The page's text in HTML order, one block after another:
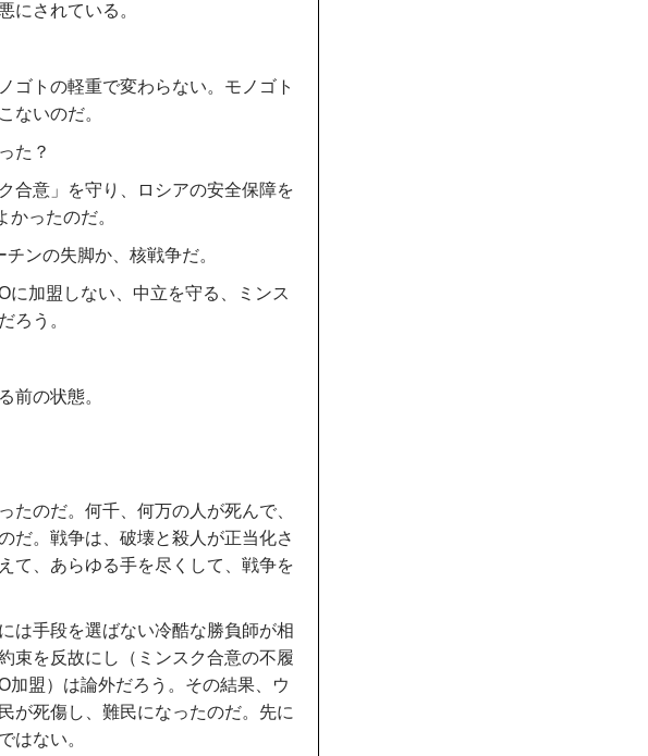
にされている。
ゴトの軽重で変わらない。モノゴト
ないのだ。
た？
合意」を守り、ロシアの安全保障を
ったのだ。
ンの失脚か、核戦争だ。
に加盟しない、中立を守る、ミンス
ろう。
前の状態。
たのだ。何千、何万の人が死んで、
だ。戦争は、破壊と殺人が正当化さ
て、あらゆる手を尽くして、戦争を
は手段を選ばない冷酷な勝負師が相
束を反故にし（ミンスク合意の不履
加盟）は論外だろう。その結果、ウ
が死傷し、難民になったのだ。先に
はない。